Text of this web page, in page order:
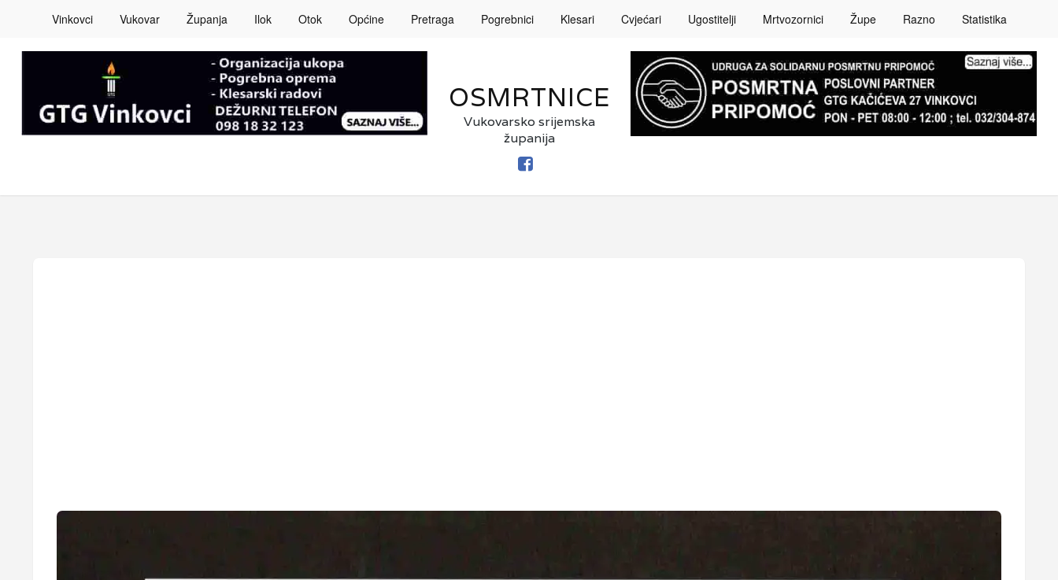
Vinkovci Vukovar Županja Ilok Otok Općine Pretraga Pogrebnici Klesari Cvjećari Ugostitelji Mrtvozornici Župe Razno Statistika
OSMRTNICE
Vukovarsko srijemska
županija